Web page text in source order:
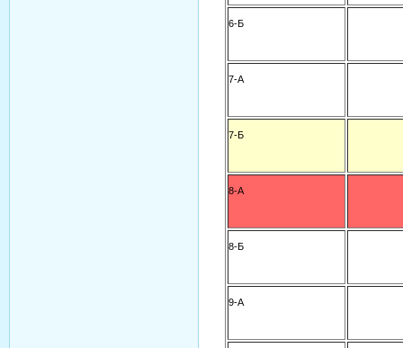
6-Б
7-А
7-Б
8-А
8-Б
9-А